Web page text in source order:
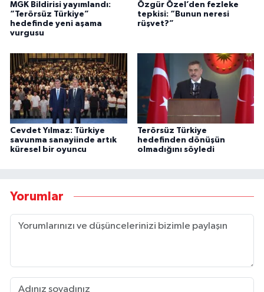
MGK Bildirisi yayımlandı:
“Terörsüz Türkiye”
hedefinde yeni aşama
vurgusu
Özgür Özel’den fezleke
tepkisi: “Bunun neresi
rüşvet?”
Cevdet Yılmaz: Türkiye
savunma sanayiinde artık
küresel bir oyuncu
Terörsüz Türkiye
hedefinden dönüşün
olmadığını söyledi
Yorumlar